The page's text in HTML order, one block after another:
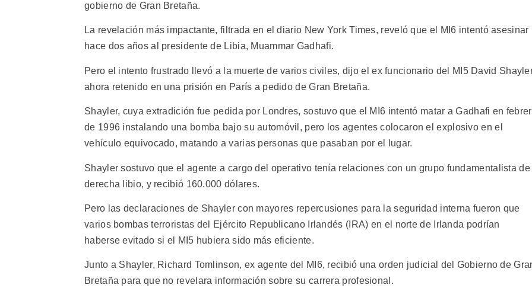
gobierno de Gran Bretaña.
La revelación más impactante, filtrada en el diario New York Times, reveló que el MI6 intentó asesinar
hace dos años al presidente de Libia, Muammar Gadhafi.
Pero el intento frustrado llevó a la muerte de varios civiles, dijo el ex funcionario del MI5 David
ahora retenido en una prisión en París a pedido de Gran Bretaña.
Shayler, cuya extradición fue pedida por Londres, sostuvo que el MI6 intentó matar a Gadhafi en
de 1996 instalando una bomba bajo su automóvil, pero los agentes colocaron el explosivo en el
vehículo equivocado, matando a varias personas que pasaban por el lugar.
Shayler sostuvo que el agente a cargo del operativo tenía relaciones con un grupo fundamentalista de
derecha libio, y recibió 160.000 dólares.
Pero las declaraciones de Shayler con mayores repercusiones para la seguridad interna fueron que
varios bombas terroristas del Ejército Republicano Irlandés (IRA) en el norte de Irlanda podrían
haberse evitado si el MI5 hubiera sido más eficiente.
Junto a Shayler, Richard Tomlinson, ex agente del MI6, recibió una orden judicial del Gobierno de
Bretaña para que no revelara información sobre su carrera profesional.